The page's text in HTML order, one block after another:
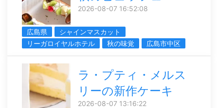
2026-08-07 16:52:08
広島県
シャインマスカット
リーガロイヤルホテル
秋の味覚 広島市中区
ラ・プティ・メルス
リーの新作ケーキ
2026-08-07 13:16:22